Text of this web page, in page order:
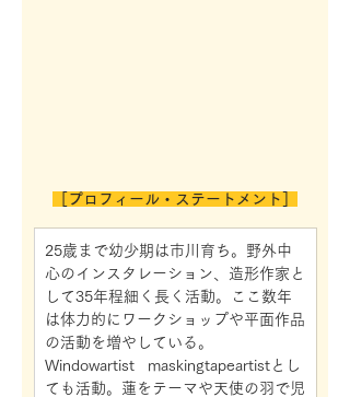
［プロフィール・ステートメント］
25歳まで幼少期は市川育ち。野外中
心のインスタレーション、造形作家と
して35年程細く長く活動。ここ数年
は体力的にワークショップや平面作品
の活動を増やしている。
Windowartist   maskingtapeartistとし
ても活動。蓮をテーマや天使の羽で児